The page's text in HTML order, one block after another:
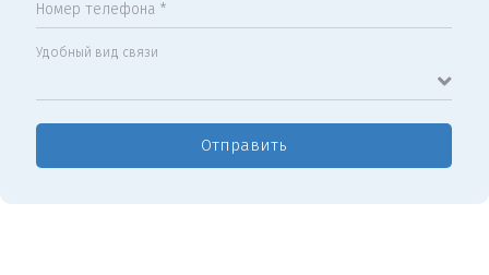
Номер телефона *
Удобный вид связи
Отправить